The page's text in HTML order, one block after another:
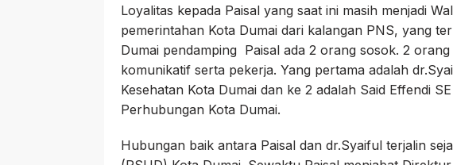
Loyalitas kepada Paisal yang saat ini masih menjadi
pemerintahan Kota Dumai dari kalangan PNS, yang
Dumai pendamping Paisal ada 2 orang sosok. 2
komunikatif serta pekerja. Yang pertama adalah
Kesehatan Kota Dumai dan ke 2 adalah Said Effendi
Perhubungan Kota Dumai.
Hubungan baik antara Paisal dan dr.Syaiful terjalin